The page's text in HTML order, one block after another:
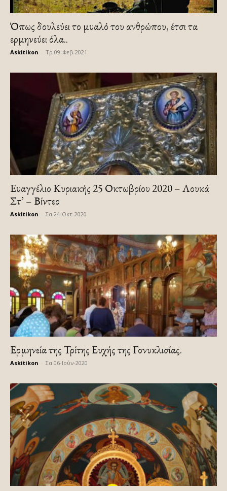
Όπως δουλεύει το μυαλό του ανθρώπου, έτσι τα
ερμηνεύει όλα..
Askitikon Τρ 09-Φεβ-2021
Ευαγγέλιο Κυριακής 25 Οκτωβρίου 2020 – Λουκά
Στ’ – Βίντεο
Askitikon Σα 24-Οκτ-2020
Ερμηνεία της Τρίτης Ευχής της Γονυκλισίας.
Askitikon Σα 06-Ιούν-2020